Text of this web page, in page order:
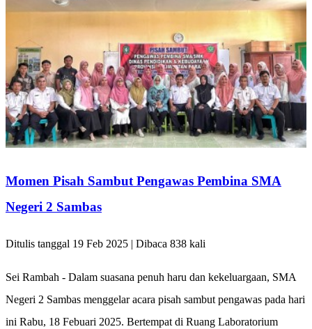
Momen Pisah Sambut Pengawas Pembina SMA
Negeri 2 Sambas
Ditulis tanggal 19 Feb 2025 | Dibaca 838 kali
Sei Rambah - Dalam suasana penuh haru dan kekeluargaan, SMA
Negeri 2 Sambas menggelar acara pisah sambut pengawas pada hari
ini Rabu, 18 Febuari 2025. Bertempat di Ruang Laboratorium